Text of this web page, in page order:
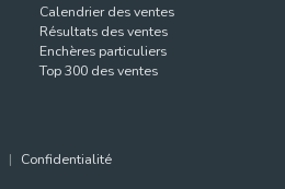
Calendrier des ventes
Résultats des ventes
Enchères particuliers
Top 300 des ventes
Confidentialité